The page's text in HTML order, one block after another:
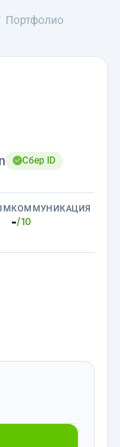
Портфолио
Сбер ID
КОММУНИКАЦИЯ
-/10